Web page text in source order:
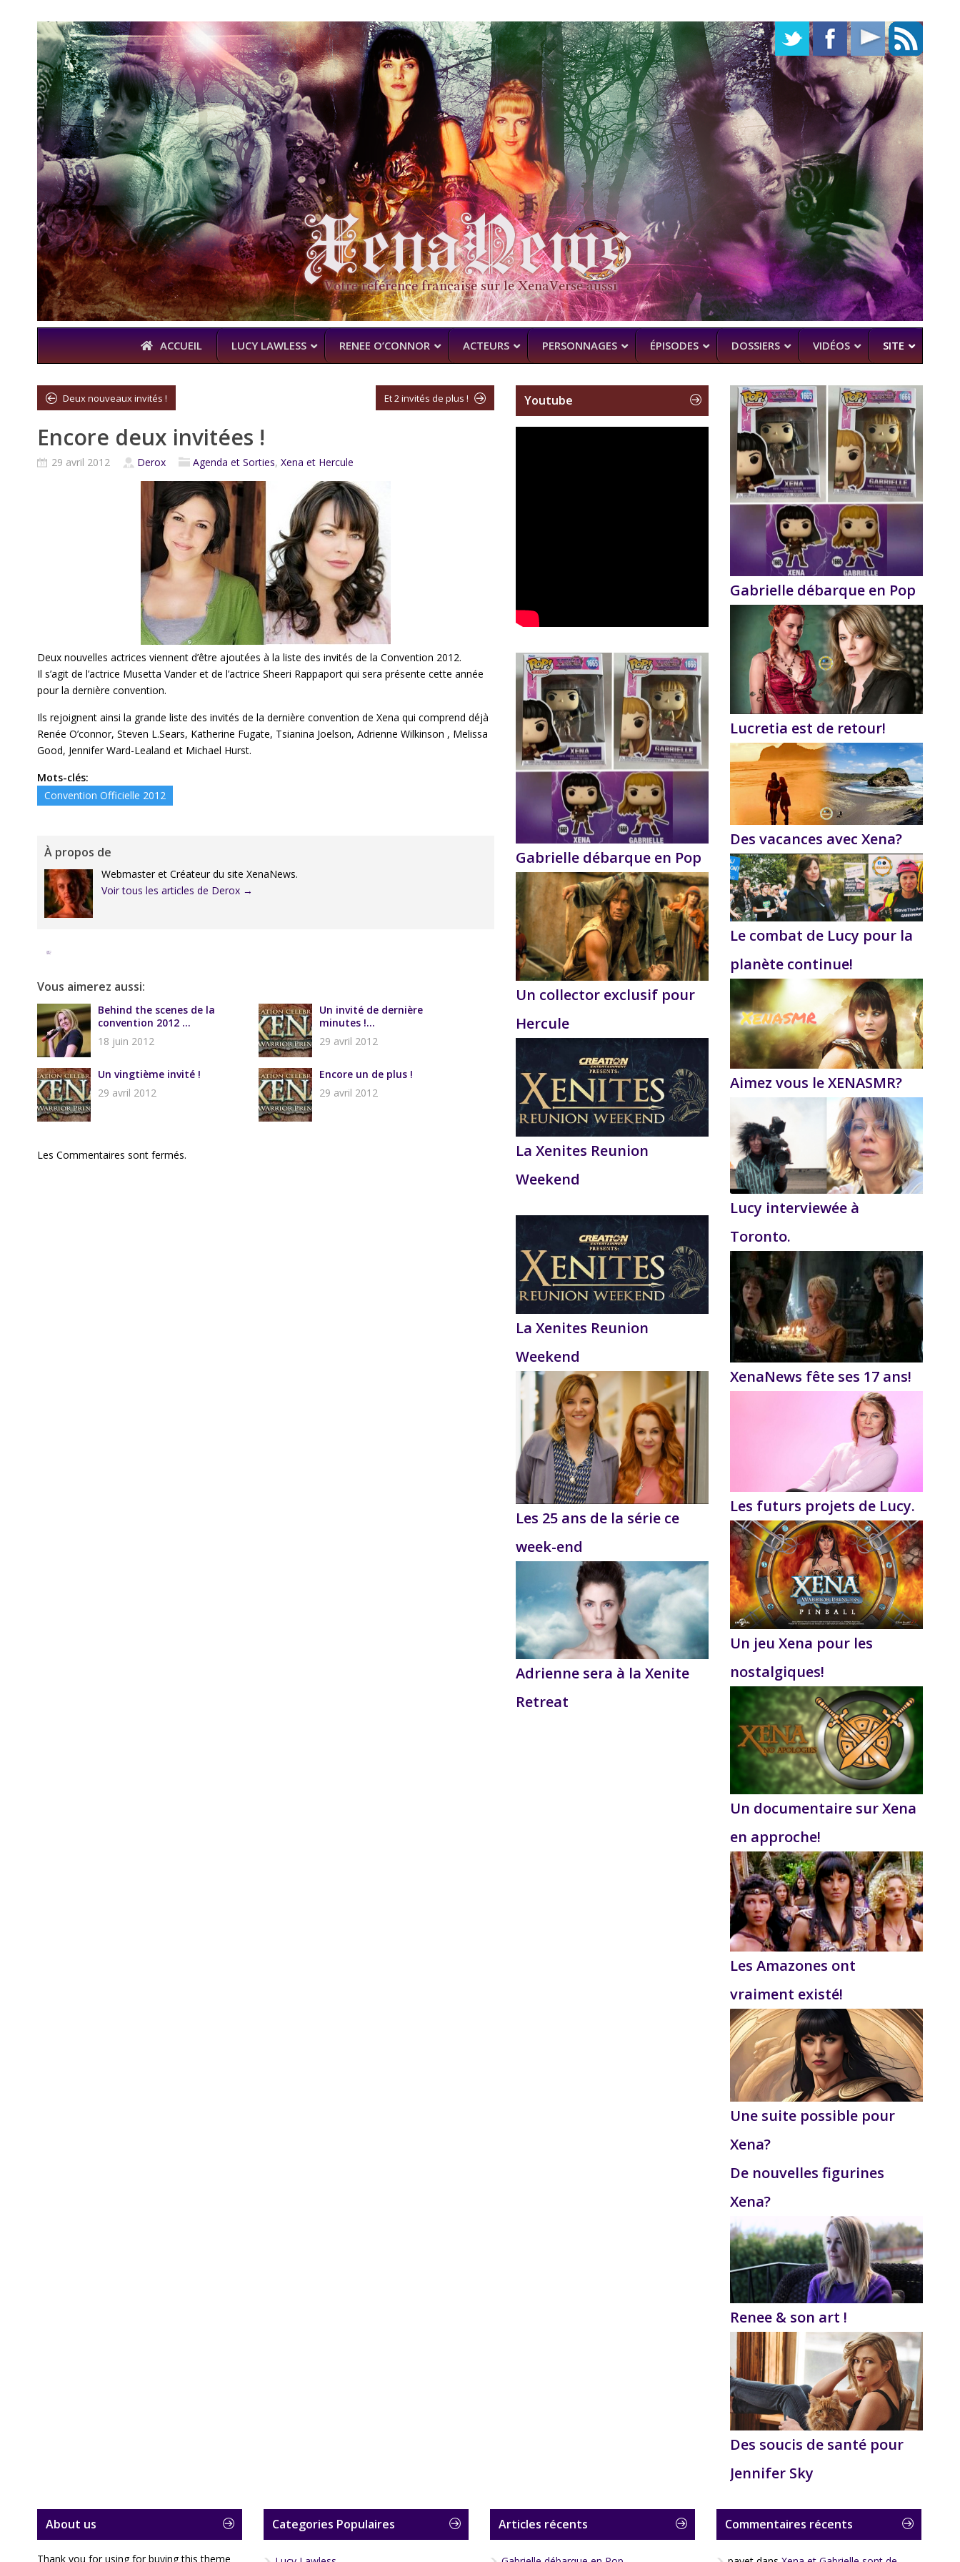
ACCUEIL LUCY LAWLESS RENEE O’CONNOR ACTEURS
KARL URBAN (BILLY BUTCHER)
PROCHAINEMENT
WENTWORTH–
PERSONNAGES ÉPISODES DOSSIERS VIDÉOS SITE
Deux nouveaux invités ! Et 2 invités de plus !
Encore deux invitées !
29 avril 2012 Derox Agenda et Sorties, Xena et Hercule
Deux nouvelles actrices viennent d’être ajoutées à la liste des invités de la Convention 2012.
Il s’agit de l’actrice Musetta Vander et de l’actrice Sheeri Rappaport qui sera présente cette année
pour la dernière convention.
Ils rejoignent ainsi la grande liste des invités de la dernière convention de Xena qui comprend déjà
Renée O’connor, Steven L.Sears, Katherine Fugate, Tsianina Joelson, Adrienne Wilkinson , Melissa
Good, Jennifer Ward-Lealand et Michael Hurst.
Mots-clés:
Convention Officielle 2012
À propos de
Webmaster et Créateur du site XenaNews.
Voir tous les articles de Derox →
Vous aimerez aussi:
Behind the scenes de la
convention 2012 ...
18 juin 2012
Un invité de dernière
minutes !...
29 avril 2012
Un vingtième invité !
29 avril 2012
Encore un de plus !
29 avril 2012
Les Commentaires sont fermés.
Youtube
Gabrielle débarque en Pop
Un collector exclusif pour
Hercule
La Xenites Reunion
Weekend
La Xenites Reunion
Weekend
Les 25 ans de la série ce
week-end
Adrienne sera à la Xenite
Retreat
Gabrielle débarque en Pop
Lucretia est de retour!
Des vacances avec Xena?
Le combat de Lucy pour la
planète continue!
Aimez vous le XENASMR?
Lucy interviewée à
Toronto.
XenaNews fête ses 17 ans!
Les futurs projets de Lucy.
Un jeu Xena pour les
nostalgiques!
Un documentaire sur Xena
en approche!
Les Amazones ont
vraiment existé!
Une suite possible pour
Xena?
De nouvelles figurines
Xena?
Renee & son art !
Des soucis de santé pour
Jennifer Sky
About us
Thank you for using for buying this theme
Categories Populaires Articles récents Commentaires récents